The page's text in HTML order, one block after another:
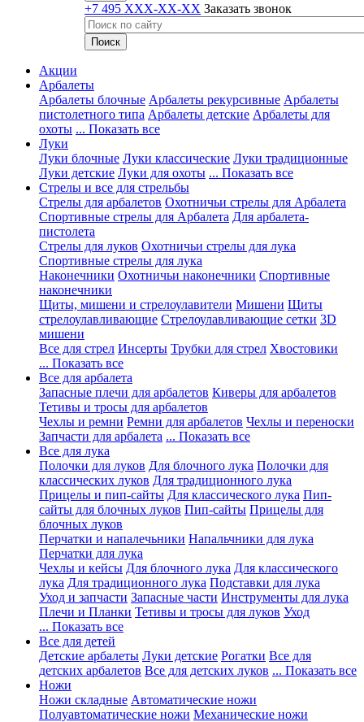
+7 495 XXX-XX-XX Заказать звонок
Акции
Арбалеты
Арбалеты блочные Арбалеты рекурсивные Арбалеты
пистолетного типа Арбалеты детские Арбалеты для
охоты ... Показать все
Луки
Луки блочные Луки классические Луки традиционные
Луки детские Луки для охоты ... Показать все
Стрелы и все для стрельбы
Стрелы для арбалетов Охотничьи стрелы для Арбалета
Спортивные стрелы для Арбалета Для арбалета-
пистолета
Стрелы для луков Охотничьи стрелы для лука
Спортивные стрелы для лука
Наконечники Охотничьи наконечники Спортивные
наконечники
Щиты, мишени и стрелоулавители Мишени Щиты
стрелоулавливающие Стрелоулавливающие сетки 3D
мишени
Все для стрел Инсерты Трубки для стрел Хвостовики
... Показать все
Все для арбалета
Запасные плечи для арбалетов Киверы для арбалетов
Тетивы и тросы для арбалетов
Чехлы и ремни Ремни для арбалетов Чехлы и переноски
Запчасти для арбалета ... Показать все
Все для лука
Полочки для луков Для блочного лука Полочки для
классических луков Для традиционного лука
Прицелы и пип-сайты Для классического лука Пип-
сайты для блочных луков Пип-сайты Прицелы для
блочных луков
Перчатки и напалечьники Напальчники для лука
Перчатки для лука
Чехлы и кейсы Для блочного лука Для классического
лука Для традиционного лука Подставки для лука
Уход и запчасти Запасные части Инструменты для лука
Плечи и Планки Тетивы и тросы для луков Уход
... Показать все
Все для детей
Детские арбалеты Луки детские Рогатки Все для
детских арбалетов Все для детских луков ... Показать все
Ножи
Ножи складные Автоматические ножи
Полуавтоматические ножи Механические ножи